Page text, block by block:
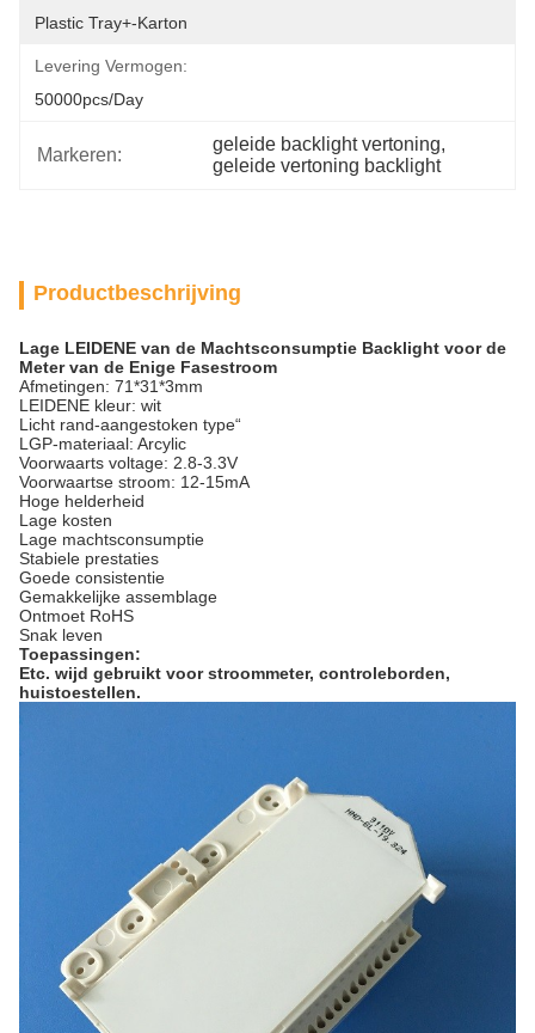
Plastic Tray+-Karton
Levering Vermogen:
50000pcs/day
Markeren:
geleide backlight vertoning,
geleide vertoning backlight
Productbeschrijving
Lage LEIDENE van de Machtsconsumptie Backlight voor de
Meter van de Enige Fasestroom
Afmetingen: 71*31*3mm
LEIDENE kleur: wit
Licht rand-aangestoken type“
LGP-materiaal: Arcylic
Voorwaarts voltage: 2.8-3.3V
Voorwaartse stroom: 12-15mA
Hoge helderheid
Lage kosten
Lage machtsconsumptie
Stabiele prestaties
Goede consistentie
Gemakkelijke assemblage
Ontmoet RoHS
Snak leven
Toepassingen:
Etc. wijd gebruikt voor stroommeter, controleborden,
huistoestellen.